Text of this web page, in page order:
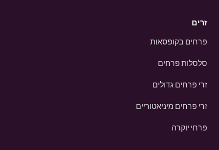
זרים
פרחים בקופסאות
סלסלות פרחים
זרי פרחים גדולים
זרי פרחים מיניאטוריים
פרחי יוקרה